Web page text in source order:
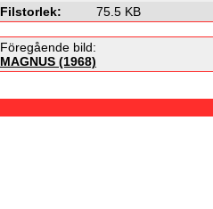
Filstorlek:
75.5 KB
Föregående bild:
MAGNUS (1968)